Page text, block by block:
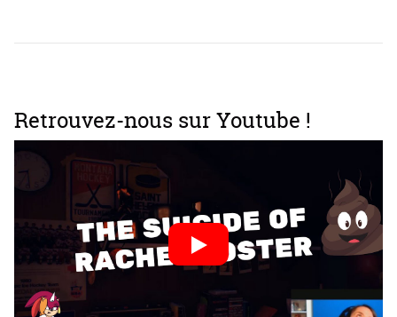
Retrouvez-nous sur Youtube !